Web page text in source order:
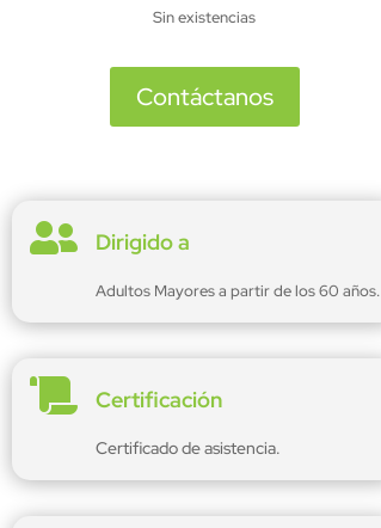
Sin existencias
Contáctanos
 Dirigido a
Adultos Mayores a partir de los 60 años.
 Certificación
Certificado de asistencia.